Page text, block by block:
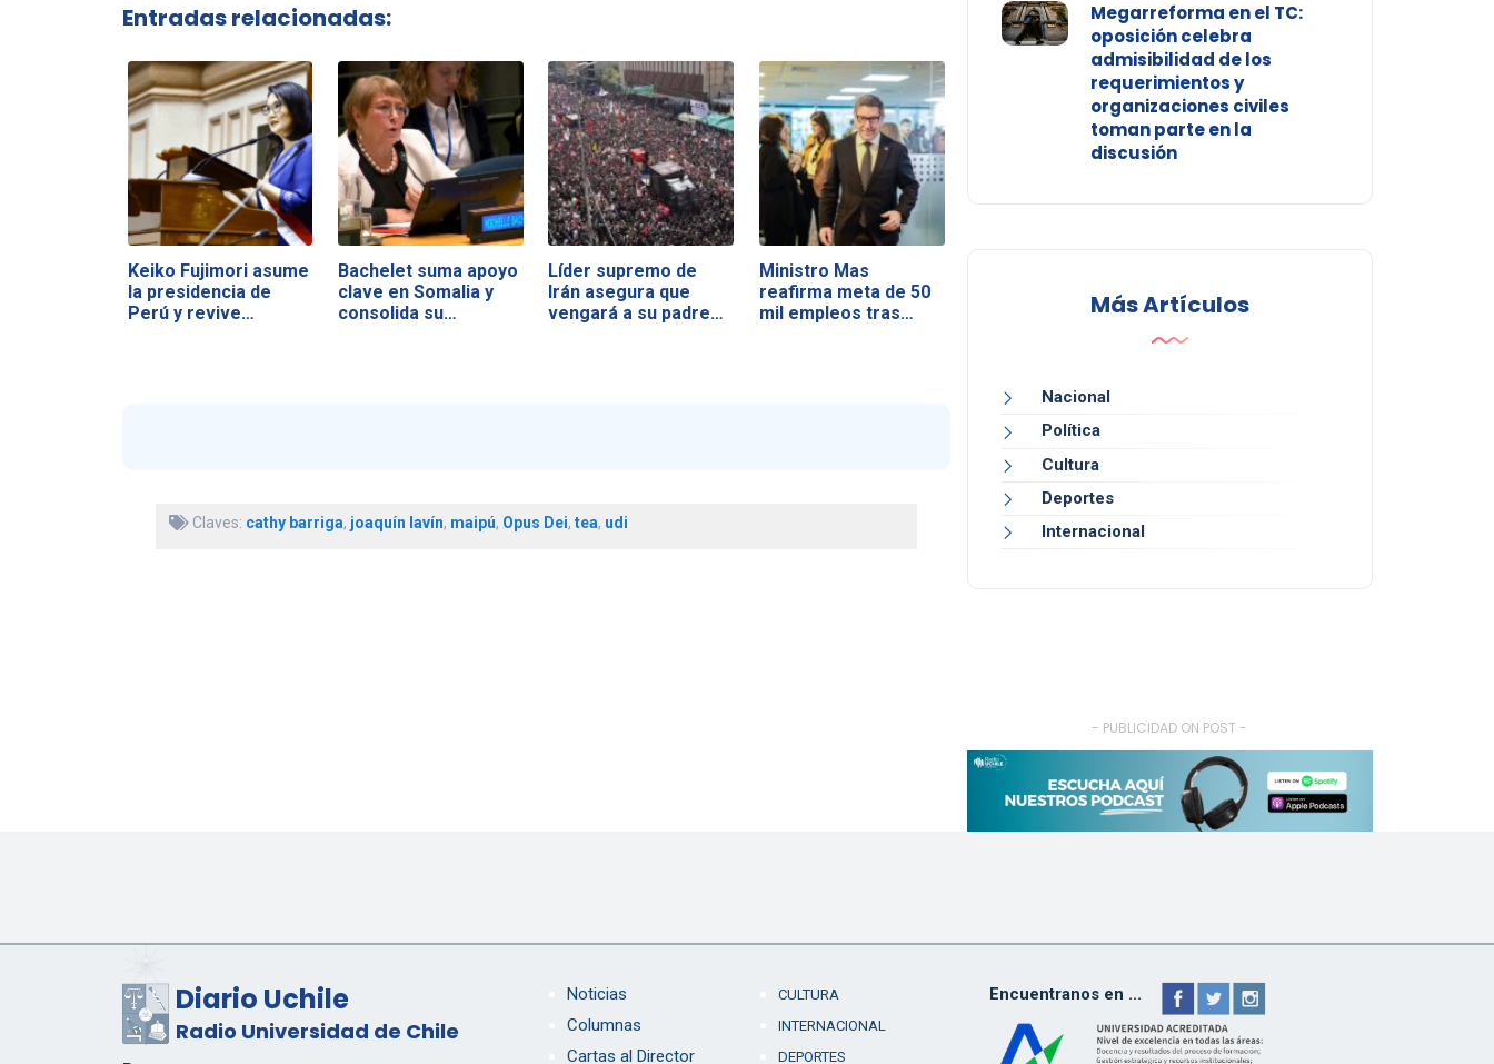
Entradas relacionadas:
Keiko Fujimori asume
la presidencia de
Perú y revive…
Bachelet suma apoyo
clave en Somalia y
consolida su…
Líder supremo de
Irán asegura que
vengará a su padre…
Ministro Mas
reafirma meta de 50
mil empleos tras…
Claves: cathy barriga, joaquín lavín, maipú, Opus Dei, tea, udi
Megarreforma en el TC:
oposición celebra
admisibilidad de los
requerimientos y
organizaciones civiles
toman parte en la
discusión
Más Artículos
Nacional
Política
Cultura
Deportes
Internacional
- PUBLICIDAD ON POST -
Diario Uchile
Radio Universidad de Chile
Noticias
Columnas
Cartas al Director
CULTURA
INTERNACIONAL
DEPORTES
Encuentranos en ...